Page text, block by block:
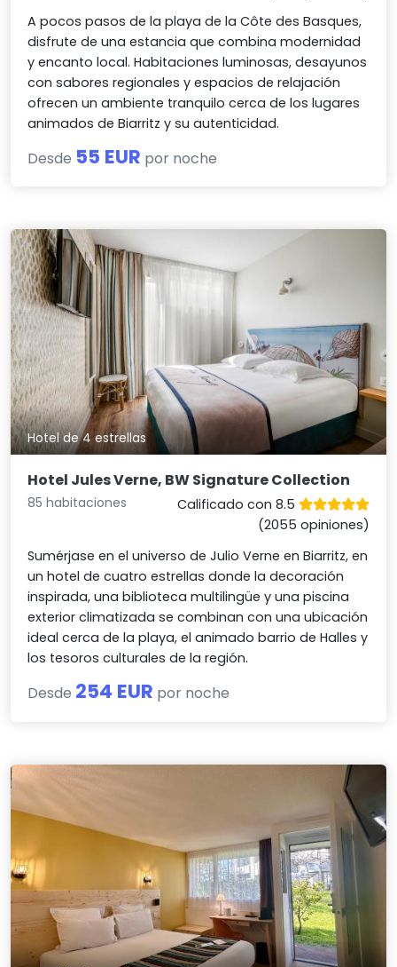
A pocos pasos de la playa de la Côte des Basques,
disfrute de una estancia que combina modernidad
y encanto local. Habitaciones luminosas, desayunos
con sabores regionales y espacios de relajación
ofrecen un ambiente tranquilo cerca de los lugares
animados de Biarritz y su autenticidad.
Desde 55 EUR por noche
Hotel de 4 estrellas
Hotel Jules Verne, BW Signature Collection
85 habitaciones
Calificado con 8.5
(2055 opiniones)
Sumérjase en el universo de Julio Verne en Biarritz, en
un hotel de cuatro estrellas donde la decoración
inspirada, una biblioteca multilingüe y una piscina
exterior climatizada se combinan con una ubicación
ideal cerca de la playa, el animado barrio de Halles y
los tesoros culturales de la región.
Desde 254 EUR por noche